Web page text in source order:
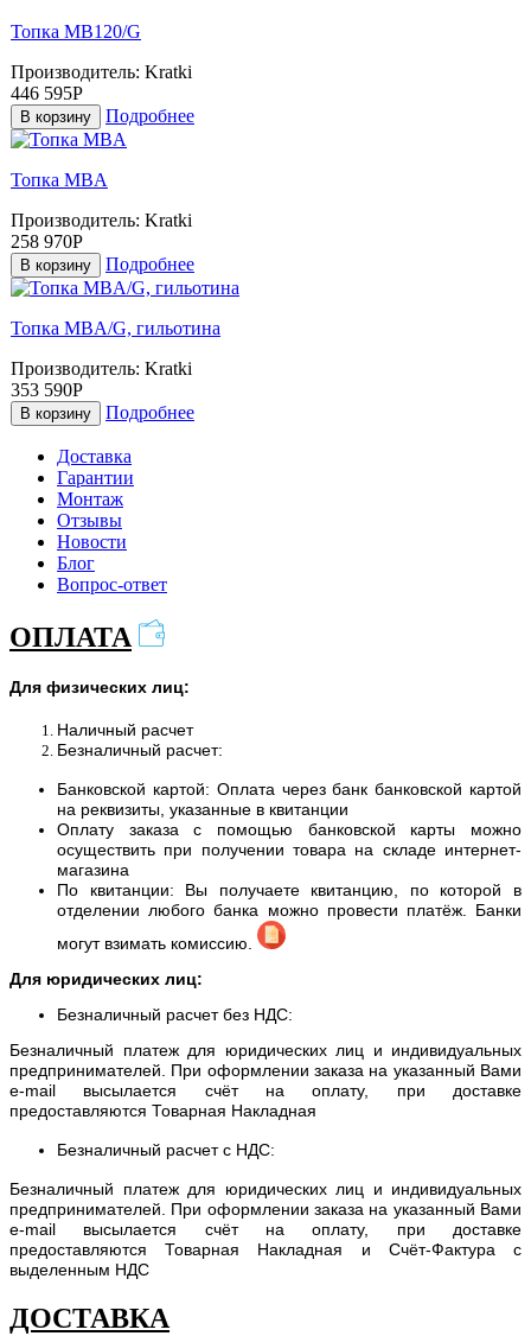
Топка MB120/G
Производитель: Kratki
446 595Р
В корзину Подробнее
Топка MBA
Производитель: Kratki
258 970Р
В корзину Подробнее
Топка MBA/G, гильотина
Производитель: Kratki
353 590Р
В корзину Подробнее
Доставка
Гарантии
Монтаж
Отзывы
Новости
Блог
Вопрос-ответ
ОПЛАТА
Для физических лиц:
Наличный расчет
Безналичный расчет:
Банковской картой: Оплата через банк банковской картой
на реквизиты, указанные в квитанции
Оплату заказа с помощью банковской карты можно
осуществить при получении товара на складе интернет-
магазина
По квитанции: Вы получаете квитанцию, по которой в
отделении любого банка можно провести платёж. Банки
могут взимать комиссию.
Для юридических лиц:
Безналичный расчет без НДС:
Безналичный платеж для юридических лиц и индивидуальных
предпринимателей. При оформлении заказа на указанный Вами
e-mail высылается счёт на оплату, при доставке
предоставляются Товарная Накладная
Безналичный расчет с НДС:
Безналичный платеж для юридических лиц и индивидуальных
предпринимателей. При оформлении заказа на указанный Вами
e-mail высылается счёт на оплату, при доставке
предоставляются Товарная Накладная и Счёт-Фактура с
выделенным НДС
ДОСТАВКА